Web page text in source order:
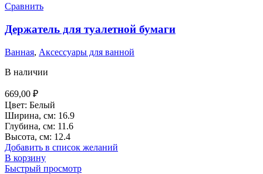
Сравнить
Держатель для туалетной бумаги
Ванная, Аксессуары для ванной
В наличии
669,00 ₽
Цвет: Белый
Ширина, см: 16.9
Глубина, см: 11.6
Высота, см: 12.4
Добавить в список желаний
В корзину
Быстрый просмотр